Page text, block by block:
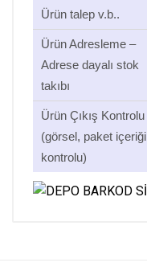
Ürün talep v.b..
Ürün Adresleme –
Adrese dayalı stok
takıbı
Ürün Çıkış Kontrolu
(görsel, paket içeriği
kontrolu)